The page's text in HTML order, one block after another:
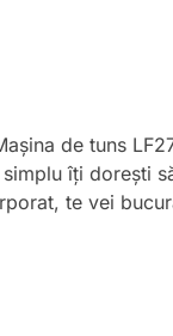
de tuns
îți dorești
te vei